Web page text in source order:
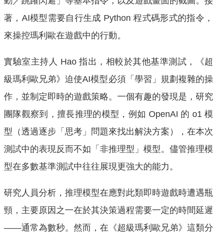
著，AI模型需要自行生成 Python 程式碼形式的指令，
來操控瑪利歐在遊戲中的行動。
實驗室主持人 Hao 指出，相較於其他基準測試，《超
級瑪利歐兄弟》迫使AI模型必須「學習」規劃複雜的操
作，並制定即時的遊戲策略。一個有趣的發現是，研究
團隊觀察到，擅長推理的模型，例如 OpenAI 的 o1 模
型（透過逐步「思考」問題來找出解決方案），在本次
測試中的表現反而不如「非推理型」模型。儘管推理模
型在多數基準測試中往往展現更強大的能力。
研究人員分析，推理模型在應對此類即時遊戲時遭遇瓶
頸，主要原因之一在於其決策過程需要一定的時間延遲
——通常為數秒。然而，在《超級瑪利歐兄弟》這類分